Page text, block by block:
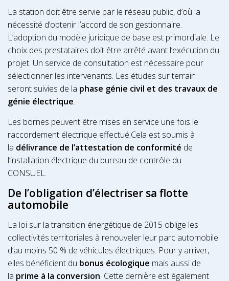
La station doit être servie par le réseau public, d’où la
nécessité d’obtenir l’accord de son gestionnaire.
L’adoption du modèle juridique de base est primordiale. Le
choix des prestataires doit être arrêté avant l’exécution du
projet. Un service de consultation est nécessaire pour
sélectionner les intervenants. Les études sur terrain
seront suivies de la phase génie civil et des travaux de
génie électrique.
Les bornes peuvent être mises en service une fois le
raccordement électrique effectué.Cela est soumis à
la délivrance de l’attestation de conformité de
l’installation électrique du bureau de contrôle du
CONSUEL.
De l’obligation d’électriser sa flotte
automobile
La loi sur la transition énergétique de 2015 oblige les
collectivités territoriales à renouveler leur parc automobile
d’au moins 50 % de véhicules électriques. Pour y arriver,
elles bénéficient du bonus écologique mais aussi de
la prime à la conversion. Cette dernière est également